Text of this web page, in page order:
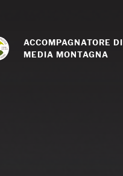
ACCOMPAGNATORE DI
MEDIA MONTAGNA